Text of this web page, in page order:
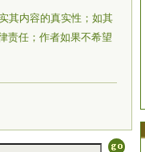
其内容的真实性；如其
责任；作者如果不希望